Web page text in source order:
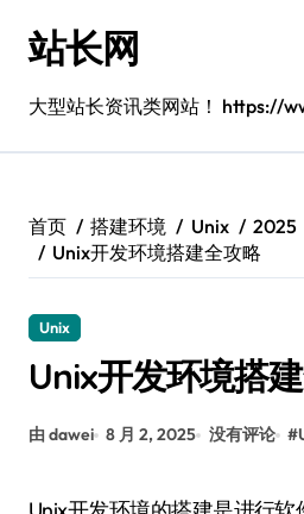
站长网
大型站长资讯类网站！ https://
首页 搭建环境 Unix
2025
Unix开发环境搭建全攻略
Unix
Unix开发环境搭
由 dawei 8 月 2, 2025 没有评论 #